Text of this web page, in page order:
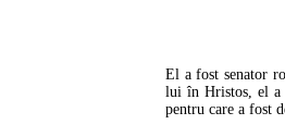
El a fost senator
lui în Hristos, el a
pentru care a fost